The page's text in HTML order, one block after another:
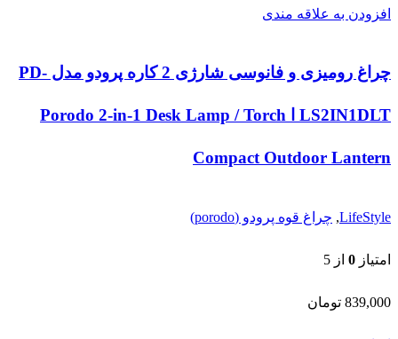
افزودن به علاقه مندی
چراغ رومیزی و فانوسی شارژی 2 کاره پرودو مدل PD-
LS2IN1DLT ا Porodo 2-in-1 Desk Lamp / Torch
Compact Outdoor Lantern
LifeStyle
, چراغ قوه پرودو (porodo)
امتیاز 0 از 5
839,000 تومان